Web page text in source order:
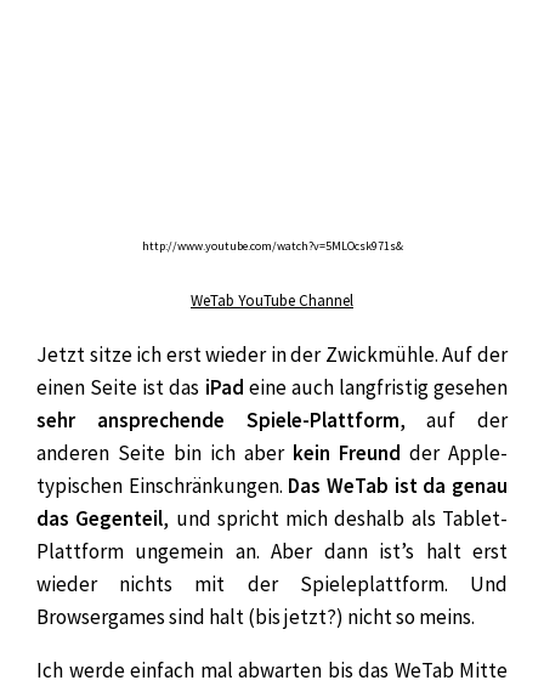
http://www.youtube.com/watch?v=5MLOcsk971s&
WeTab YouTube Channel
Jetzt sitze ich erst wieder in der Zwickmühle. Auf der
einen Seite ist das iPad eine auch langfristig gesehen
sehr ansprechende Spiele-Plattform, auf der
anderen Seite bin ich aber kein Freund der Apple-
typischen Einschränkungen. Das WeTab ist da genau
das Gegenteil, und spricht mich deshalb als Tablet-
Plattform ungemein an. Aber dann ist’s halt erst
wieder nichts mit der Spieleplattform. Und
Browsergames sind halt (bis jetzt?) nicht so meins.
Ich werde einfach mal abwarten bis das WeTab Mitte